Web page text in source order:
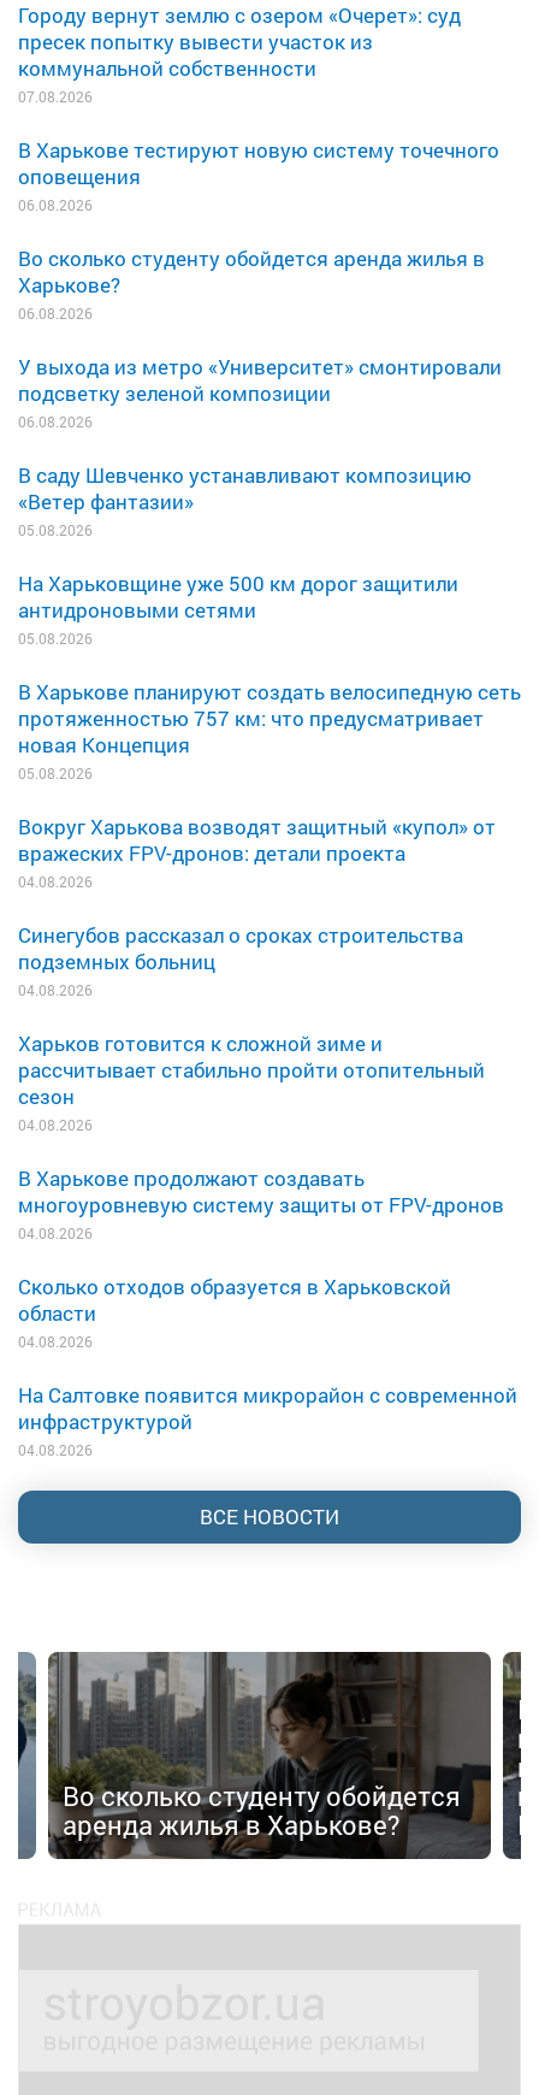
Городу вернут землю с озером «Очерет»: суд
пресек попытку вывести участок из
коммунальной собственности
07.08.2026
В Харькове тестируют новую систему точечного
оповещения
06.08.2026
Во сколько студенту обойдется аренда жилья в
Харькове?
06.08.2026
У выхода из метро «Университет» смонтировали
подсветку зеленой композиции
06.08.2026
В саду Шевченко устанавливают композицию
«Ветер фантазии»
05.08.2026
На Харьковщине уже 500 км дорог защитили
антидроновыми сетями
05.08.2026
В Харькове планируют создать велосипедную сеть
протяженностью 757 км: что предусматривает
новая Концепция
05.08.2026
Вокруг Харькова возводят защитный «купол» от
вражеских FPV-дронов: детали проекта
04.08.2026
Синегубов рассказал о сроках строительства
подземных больниц
04.08.2026
Харьков готовится к сложной зиме и
рассчитывает стабильно пройти отопительный
сезон
04.08.2026
В Харькове продолжают создавать
многоуровневую систему защиты от FPV-дронов
04.08.2026
Сколько отходов образуется в Харьковской
области
04.08.2026
На Салтовке появится микрорайон с современной
инфраструктурой
04.08.2026
ВСЕ НОВОСТИ
Во сколько студенту обойдется
аренда жилья в Харькове?
В